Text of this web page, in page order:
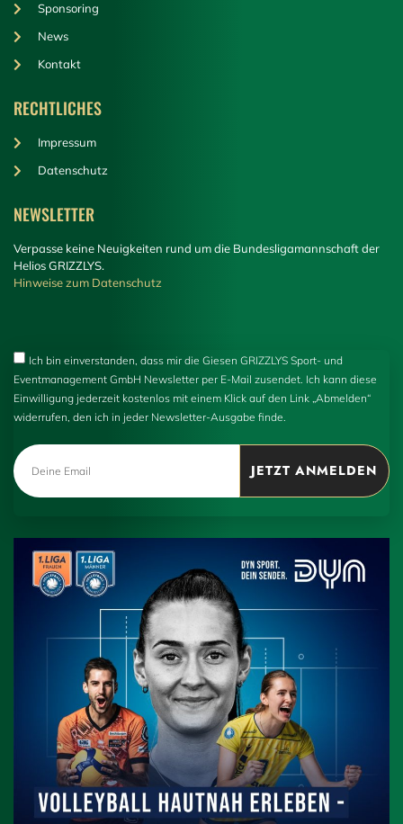
Sponsoring
News
Kontakt
RECHTLICHES
Impressum
Datenschutz
NEWSLETTER
Verpasse keine Neuigkeiten rund um die Bundesligamannschaft der
Helios GRIZZLYS.
Hinweise zum Datenschutz
Ich bin einverstanden, dass mir die Giesen GRIZZLYS Sport- und
Eventmanagement GmbH Newsletter per E-Mail zusendet. Ich kann diese
Einwilligung jederzeit kostenlos mit einem Klick auf den Link „Abmelden“
widerrufen, den ich in jeder Newsletter-Ausgabe finde.
JETZT ANMELDEN